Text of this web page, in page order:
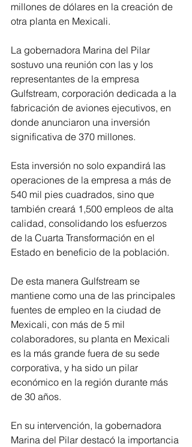
millones de dólares en la creación de
otra planta en Mexicali.
La gobernadora Marina del Pilar
sostuvo una reunión con las y los
representantes de la empresa
Gulfstream, corporación dedicada a la
fabricación de aviones ejecutivos, en
donde anunciaron una inversión
significativa de 370 millones.
Esta inversión no solo expandirá las
operaciones de la empresa a más de
540 mil pies cuadrados, sino que
también creará 1,500 empleos de alta
calidad, consolidando los esfuerzos
de la Cuarta Transformación en el
Estado en beneficio de la población.
De esta manera Gulfstream se
mantiene como una de las principales
fuentes de empleo en la ciudad de
Mexicali, con más de 5 mil
colaboradores, su planta en Mexicali
es la más grande fuera de su sede
corporativa, y ha sido un pilar
económico en la región durante más
de 30 años.
En su intervención, la gobernadora
Marina del Pilar destacó la importancia